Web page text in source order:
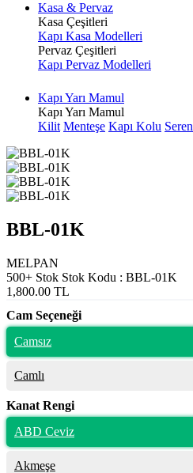
Kasa & Pervaz
Kasa Çeşitleri
Kapı Kasa Modelleri
Pervaz Çeşitleri
Kapı Pervaz Modelleri
Kapı Yarı Mamul
Kapı Yarı Mamul
Kilit Menteşe Kapı Kolu Seren
BBL-01K
MELPAN
500+ Stok Stok Kodu : BBL-01K
1,800.00 TL
Cam Seçeneği
Camsız
Camlı
Kanat Rengi
ABD Ceviz
Akmeşe